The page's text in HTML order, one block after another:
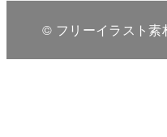
© フリーイラスト素